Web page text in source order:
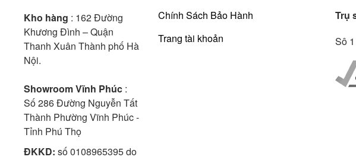
Kho hàng : 162 Đường
Khương Đình – Quận
Thanh Xuân Thành phố Hà
Nội.
Showroom Vĩnh Phúc :
Số 286 Đường Nguyễn Tất
Thành Phường Vĩnh Phúc -
Tỉnh Phú Thọ
ĐKKD: số 0108965395 do
Chính Sách Bảo Hành
Trang tài khoản
Trụ
Sô